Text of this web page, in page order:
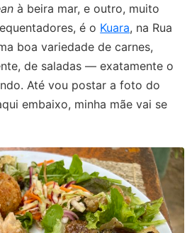
à beira mar, e outro, muito
é o Kuara, na Rua
boa variedade de carnes,
de saladas — exatamente o
Até vou postar a foto do
embaixo, minha mãe vai se